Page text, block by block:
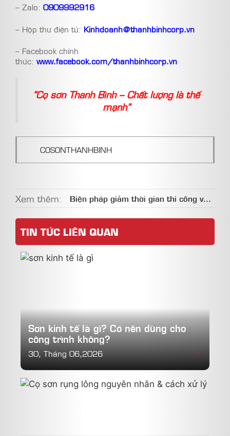
– Zalo: 0909992916
– Hộp thư điện tử: Kinhdoanh@thanhbinhcorp.vn
– Facebook chính
thức: www.facebook.com/thanhbinhcorp.vn
“Cọ sơn Thanh Bình – Chất lượng là thế
mạnh”
COSONTHANHBINH
Xem thêm: Biện pháp giảm thời gian thi công với
TIN TỨC LIÊN QUAN
Sơn kinh tế là gì? Có nên dùng cho
công trình không?
30, Tháng 06,2026